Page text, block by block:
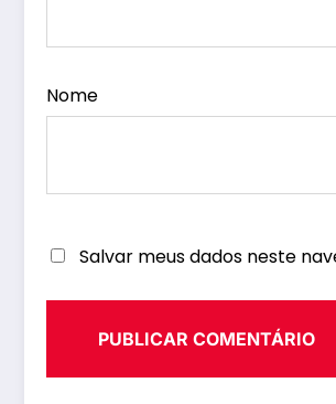
Nome
Salvar meus dados neste